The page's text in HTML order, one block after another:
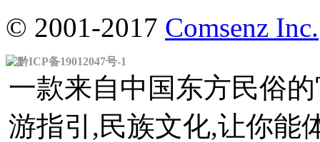
© 2001-2017 Comsenz Inc.
黔ICP备19012047号-1
一款来自中国东方民俗
游指引,民族文化,让你能